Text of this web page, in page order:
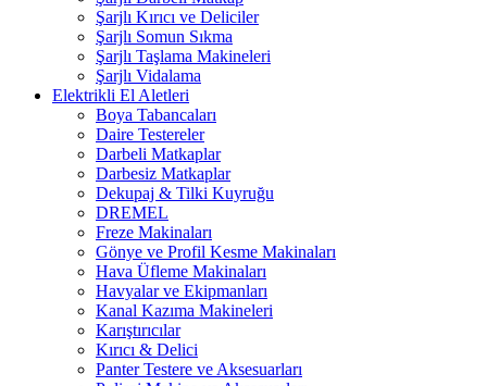
Şarjlı Kırıcı ve Deliciler
Şarjlı Somun Sıkma
Şarjlı Taşlama Makineleri
Şarjlı Vidalama
Elektrikli El Aletleri
Boya Tabancaları
Daire Testereler
Darbeli Matkaplar
Darbesiz Matkaplar
Dekupaj & Tilki Kuyruğu
DREMEL
Freze Makinaları
Gönye ve Profil Kesme Makinaları
Hava Üfleme Makinaları
Havyalar ve Ekipmanları
Kanal Kazıma Makineleri
Karıştırıcılar
Kırıcı & Delici
Panter Testere ve Aksesuarları